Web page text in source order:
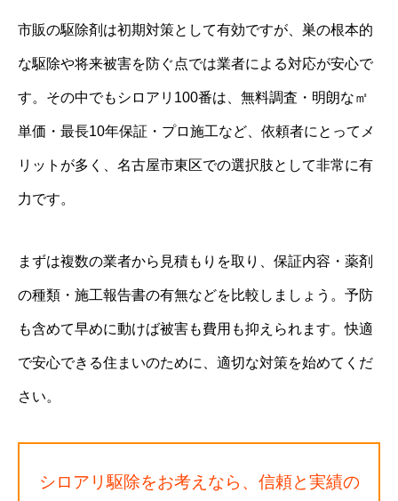
市販の駆除剤は初期対策として有効ですが、巣の根本的
な駆除や将来被害を防ぐ点では業者による対応が安心で
す。その中でもシロアリ100番は、無料調査・明朗な㎡
単価・最長10年保証・プロ施工など、依頼者にとってメ
リットが多く、名古屋市東区での選択肢として非常に有
力です。
まずは複数の業者から見積もりを取り、保証内容・薬剤
の種類・施工報告書の有無などを比較しましょう。予防
も含めて早めに動けば被害も費用も抑えられます。快適
で安心できる住まいのために、適切な対策を始めてくだ
さい。
シロアリ駆除をお考えなら、信頼と実績の